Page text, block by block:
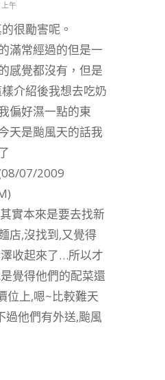
午
很勵害呢。
滿常經過的但是一
感覺都沒有，但是
介紹後我想去吃奶
偏好濕一點的東
天是颱風天的話我
07/2009
實本來是要去找新
店,沒找到,又覺得
收起來了…所以才
覺得他們的配菜還
位上,嗯~比較難天
過他們有外送,颱風